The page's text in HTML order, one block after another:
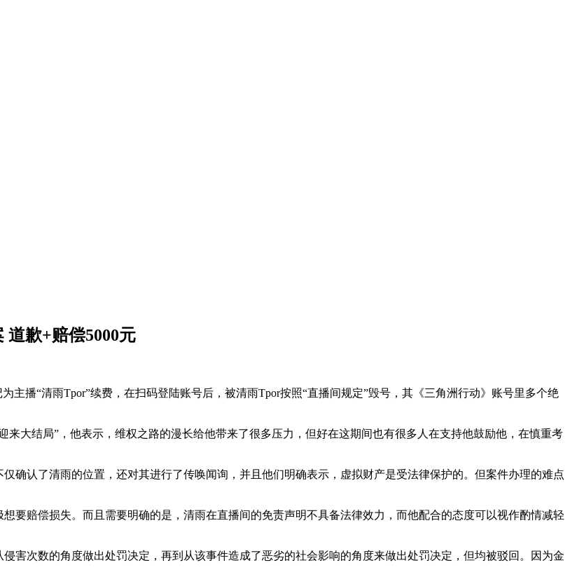
道歉+赔偿5000元
主播“清雨Tpor”续费，在扫码登陆账号后，被清雨Tpor按照“直播间规定”毁号，其《三角洲行动》账号里多个绝
大结局”，他表示，维权之路的漫长给他带来了很多压力，但好在这期间也有很多人在支持他鼓励他，在慎重考
确认了清雨的位置，还对其进行了传唤闻询，并且他们明确表示，虚拟财产是受法律保护的。但案件办理的难点
要赔偿损失。而且需要明确的是，清雨在直播间的免责声明不具备法律效力，而他配合的态度可以视作酌情减轻
害次数的角度做出处罚决定，再到从该事件造成了恶劣的社会影响的角度来做出处罚决定，但均被驳回。因为金